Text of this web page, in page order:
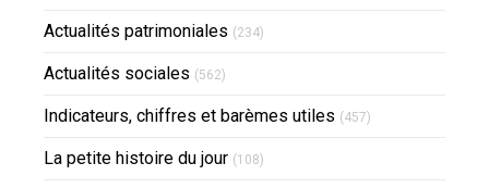
Actualités patrimoniales (234)
Actualités sociales (562)
Indicateurs, chiffres et barèmes utiles (457)
La petite histoire du jour (108)